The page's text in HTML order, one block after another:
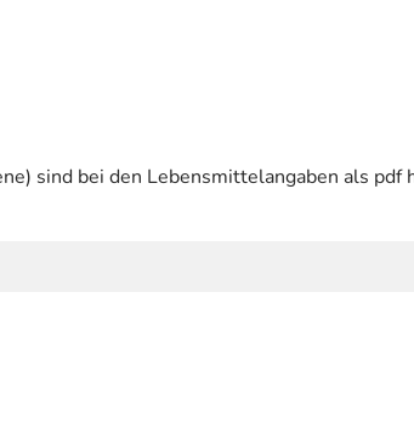
sind bei den Lebensmittelangaben als pdf